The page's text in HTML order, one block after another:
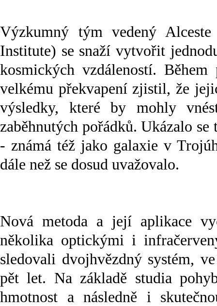
Výzkumný tým vedený Alceste
Institute) se snaží vytvořit
kosmických vzdáleností.
velkému překvapení zjistil, že
výsledky, které by mohly
zaběhnutých pořádků. Ukázalo
- známá též jako galaxie v
dále než se dosud uvažovalo.
Nová metoda a její aplikace
několika optickými i
sledovali dvojhvězdný systém,
pět let. Na základě studia
hmotnost a následně i